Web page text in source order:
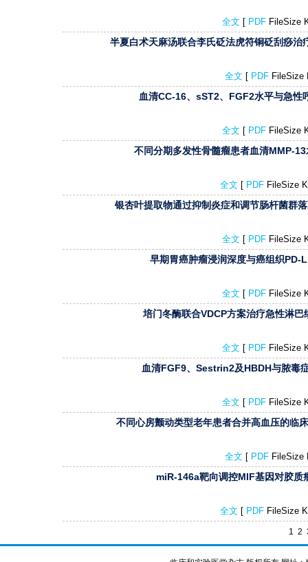
全文 [ PDF FileSize
半夏白术天麻汤联合李氏砭法虎符铜砭刮痧治
全文 [ PDF FileSize
血清CC-16、sST2、FGF2水平与急性
全文 [ PDF FileSize
不同分期多发性骨髓瘤患者血清MMP-
全文 [ PDF FileSize
银杏叶提取物通过抑制炎症和调节肠杆菌群
全文 [ PDF FileSize
早期胃癌肿瘤浸润深度与癌组织PD-
全文 [ PDF FileSize
培门冬酶联合VDCP方案治疗急性淋
全文 [ PDF FileSize
血清FGF9、Sestrin2及HBDH与脓毒
全文 [ PDF FileSize
不同心房颤动类型老年患者合并高血压的临
全文 [ PDF FileSize
miR-146a靶向调控MIF基因对胶质
全文 [ PDF FileSize
1 2